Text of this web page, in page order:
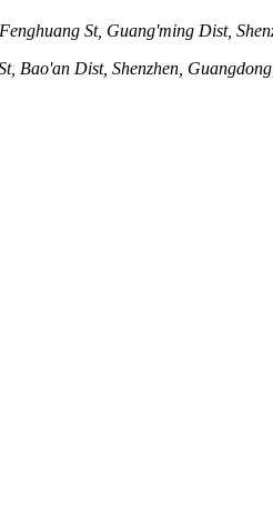
St, Guang'ming Dist,
Bao'an Dist, Shenzhen,